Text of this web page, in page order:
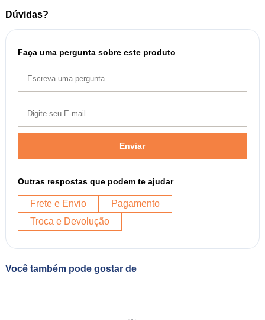
Dúvidas?
Faça uma pergunta sobre este produto
Enviar
Outras respostas que podem te ajudar
Frete e Envio
Pagamento
Troca e Devolução
Você também pode gostar de